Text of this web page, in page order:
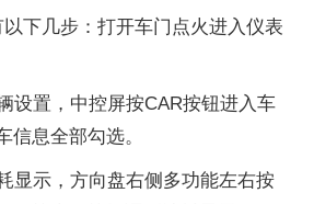
下几步：打开车门点火进入仪表
设置，中控屏按CAR按钮进入车
信息全部勾选。
显示，方向盘右侧多功能左右按